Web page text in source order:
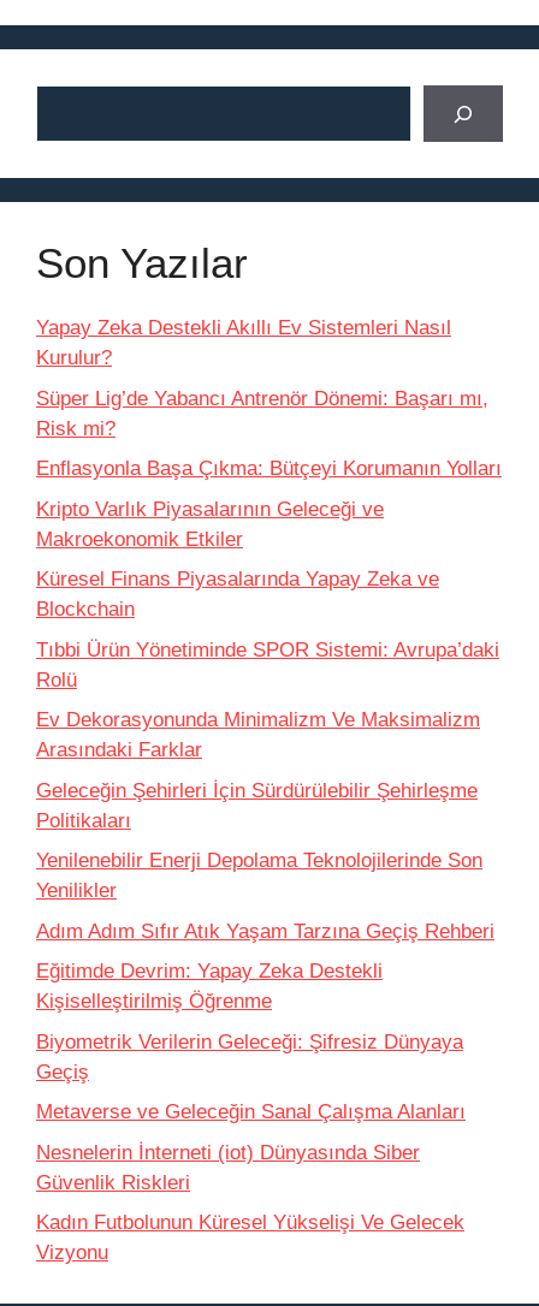
Son Yazılar
Yapay Zeka Destekli Akıllı Ev Sistemleri Nasıl
Kurulur?
Süper Lig’de Yabancı Antrenör Dönemi: Başarı mı,
Risk mi?
Enflasyonla Başa Çıkma: Bütçeyi Korumanın Yolları
Kripto Varlık Piyasalarının Geleceği ve
Makroekonomik Etkiler
Küresel Finans Piyasalarında Yapay Zeka ve
Blockchain
Tıbbi Ürün Yönetiminde SPOR Sistemi: Avrupa’daki
Rolü
Ev Dekorasyonunda Minimalizm Ve Maksimalizm
Arasındaki Farklar
Geleceğin Şehirleri İçin Sürdürülebilir Şehirleşme
Politikaları
Yenilenebilir Enerji Depolama Teknolojilerinde Son
Yenilikler
Adım Adım Sıfır Atık Yaşam Tarzına Geçiş Rehberi
Eğitimde Devrim: Yapay Zeka Destekli
Kişiselleştirilmiş Öğrenme
Biyometrik Verilerin Geleceği: Şifresiz Dünyaya
Geçiş
Metaverse ve Geleceğin Sanal Çalışma Alanları
Nesnelerin İnterneti (iot) Dünyasında Siber
Güvenlik Riskleri
Kadın Futbolunun Küresel Yükselişi Ve Gelecek
Vizyonu